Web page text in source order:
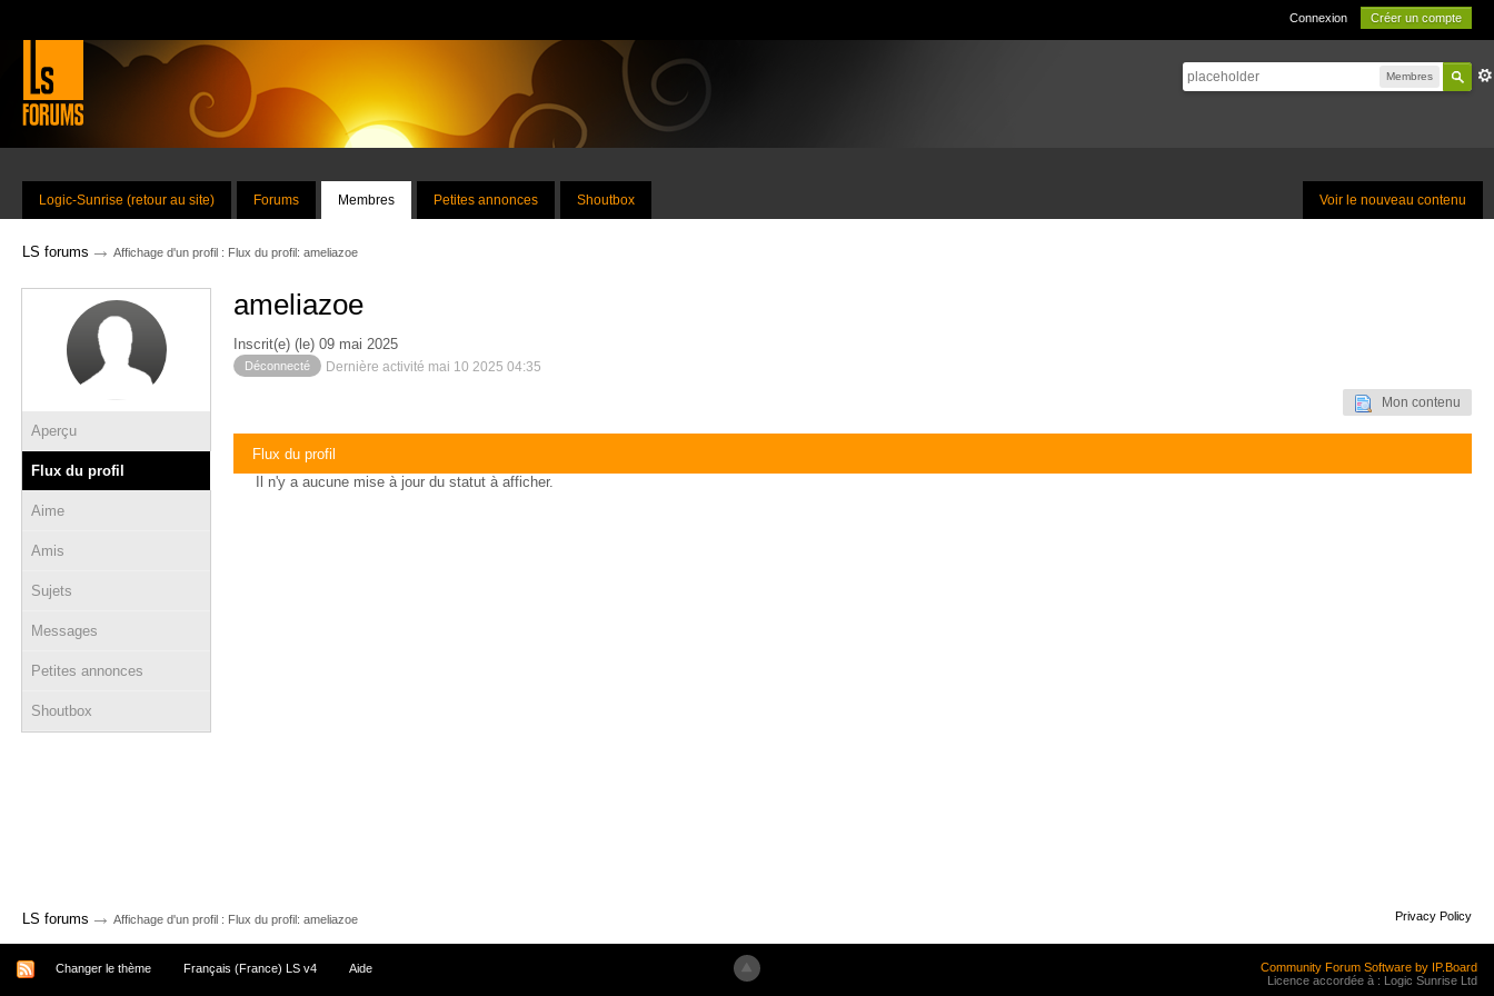
Connexion Créer un compte
Membres
Voir le nouveau contenu
Logic-Sunrise (retour au site) Forums Membres Petites annonces Shoutbox
LS forums → Affichage d'un profil : Flux du profil: ameliazoe
Aperçu
Flux du profil
Aime
Amis
Sujets
Messages
Petites annonces
Shoutbox
ameliazoe
Inscrit(e) (le) 09 mai 2025
Déconnecté Dernière activité mai 10 2025 04:35
Mon contenu
Flux du profil
Il n'y a aucune mise à jour du statut à afficher.
LS forums → Affichage d'un profil : Flux du profil: ameliazoe Privacy Policy
Changer le thème Français (France) LS v4 Aide
Community Forum Software by IP.Board
Licence accordée à : Logic Sunrise Ltd